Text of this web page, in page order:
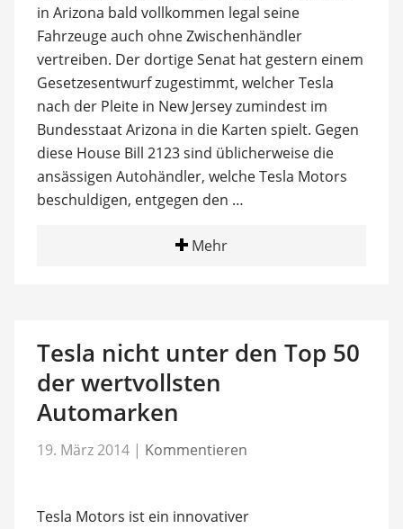
in Arizona bald vollkommen legal seine
Fahrzeuge auch ohne Zwischenhändler
vertreiben. Der dortige Senat hat gestern einem
Gesetzesentwurf zugestimmt, welcher Tesla
nach der Pleite in New Jersey zumindest im
Bundesstaat Arizona in die Karten spielt. Gegen
diese House Bill 2123 sind üblicherweise die
ansässigen Autohändler, welche Tesla Motors
beschuldigen, entgegen den …
Mehr
Tesla nicht unter den Top 50
der wertvollsten
Automarken
19. März 2014 | Kommentieren
Tesla Motors ist ein innovativer